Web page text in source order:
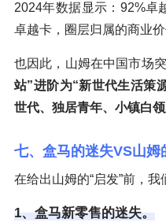
2024年数据显示：92%卓
卓越卡，圈层归属的商业价
也因此，山姆在中国市场
站”进阶为“新世代生活策
世代、独居青年、小镇白
七、盒马的迷失VS山姆
在给出山姆的“启发”前，我
1、盒马新零售的迷失。